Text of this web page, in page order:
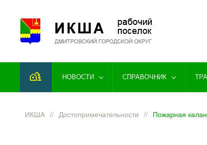
Перейти к содержимому
НОВОСТИ СПРАВОЧНИК
ИКША Достопримечательности Пожарная